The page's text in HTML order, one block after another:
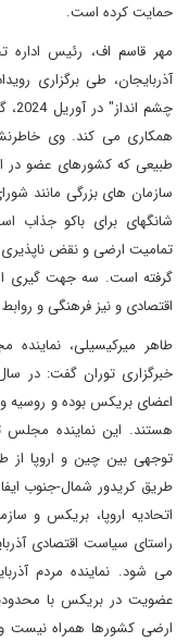
حمایت کرده است.
مهر قاسم اف، رئیس اداره
آذربایجان، طی برگزاری
همکاری می کند. وی
طبیعی که کشورهای عضو در
شانگهای برای باکو جذاب
تمامیت ارضی و نقض ناپذیری
گرفته است. سه جهت گیری
اقتصادی و نیز فرهنگی و
طاهر میرکیسیلی،
اعضای بریکس بوده و
هستند. این نماینده مجلس
توجهی بین چین و اروپا از
طریق کریدور شمال-جنوب
اتحادیه اروپا، بریکس و
راستای سیاست اقتصادی
می شود. نماینده مردم
عضویت در بریکس با
ارضی کشورها همراه نیست و